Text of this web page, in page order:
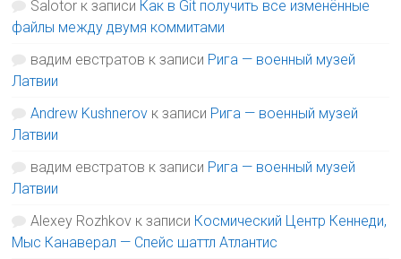
Salotor к записи Как в Git получить все изменённые
файлы между двумя коммитами
вадим евстратов к записи Рига — военный музей
Латвии
Andrew Kushnerov к записи Рига — военный музей
Латвии
вадим евстратов к записи Рига — военный музей
Латвии
Alexey Rozhkov к записи Космический Центр Кеннеди,
Мыс Канаверал — Спейс шаттл Атлантис